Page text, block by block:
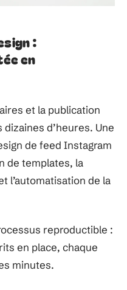
:
en
et la publication
d’heures. Une
de feed Instagram
de templates, la
l’automatisation de la
reproductible :
en place, chaque
minutes.